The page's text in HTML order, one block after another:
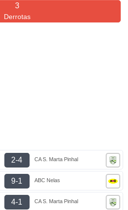
3
Derrotas
2-4 CA S. Marta Pinhal
9-1 ABC Nelas
4-1 CA S. Marta Pinhal